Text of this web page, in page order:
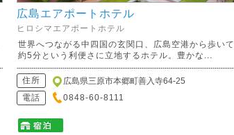
広島エアポートホテル
ヒロシマエアポートホテル
世界へつながる中四国の玄関口、広島空港から歩いて
約5分という利便さに立地するホテル。豊かな...
住所
広島県三原市本郷町善入寺64-25
電話
0848-60-8111